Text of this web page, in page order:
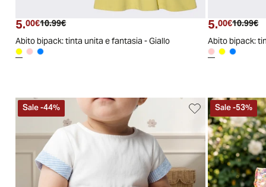
Prezzo attuale
5.00€ Prezzo originale
10.99€
Abito bipack: tinta unita e fantasia - Giallo
Prezzo
5.00€10.99€
Abito bipack:
Sale-44% Sale-53%